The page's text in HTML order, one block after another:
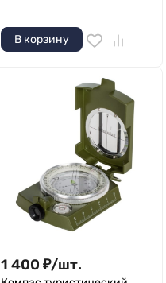
В корзину
1 400 ₽/шт.